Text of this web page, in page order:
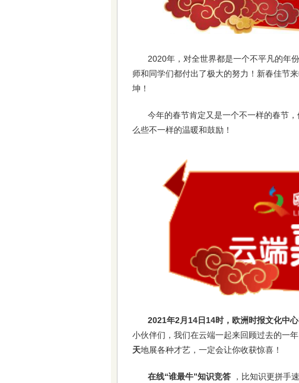
2020年，对全世界都是一个不平凡的年
师和同学们都付出了极大的努力！新春佳节
坤！
今年的春节肯定又是一个不一样的春节
么些不一样的温暖和鼓励！
2021年2月14日14时，欧洲时报文化中
小伙伴们，我们在云端一起来回顾过去的一
天地展各种才艺，一定会让你收获惊喜！
在线“谁最牛”知识竞答
，比知识更拼手